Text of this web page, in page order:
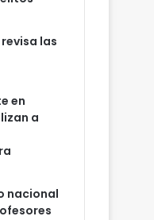
las
en
a
nacional